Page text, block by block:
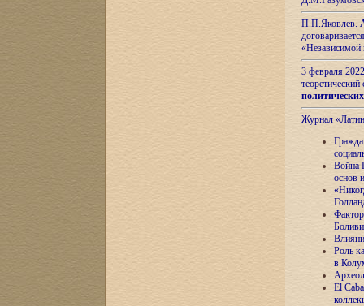
П.П.Яковлев.
«Независимой
3 февраля
теоретический
Журнал
Война
основ
Роль
в
El